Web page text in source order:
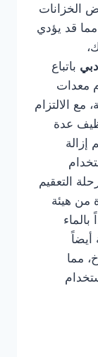
الخزانات
مما قد يؤدي
باتباع
معدات
الالتزام
عدة
إزالة
التعقيم
من هيئة
أيضاً
مما